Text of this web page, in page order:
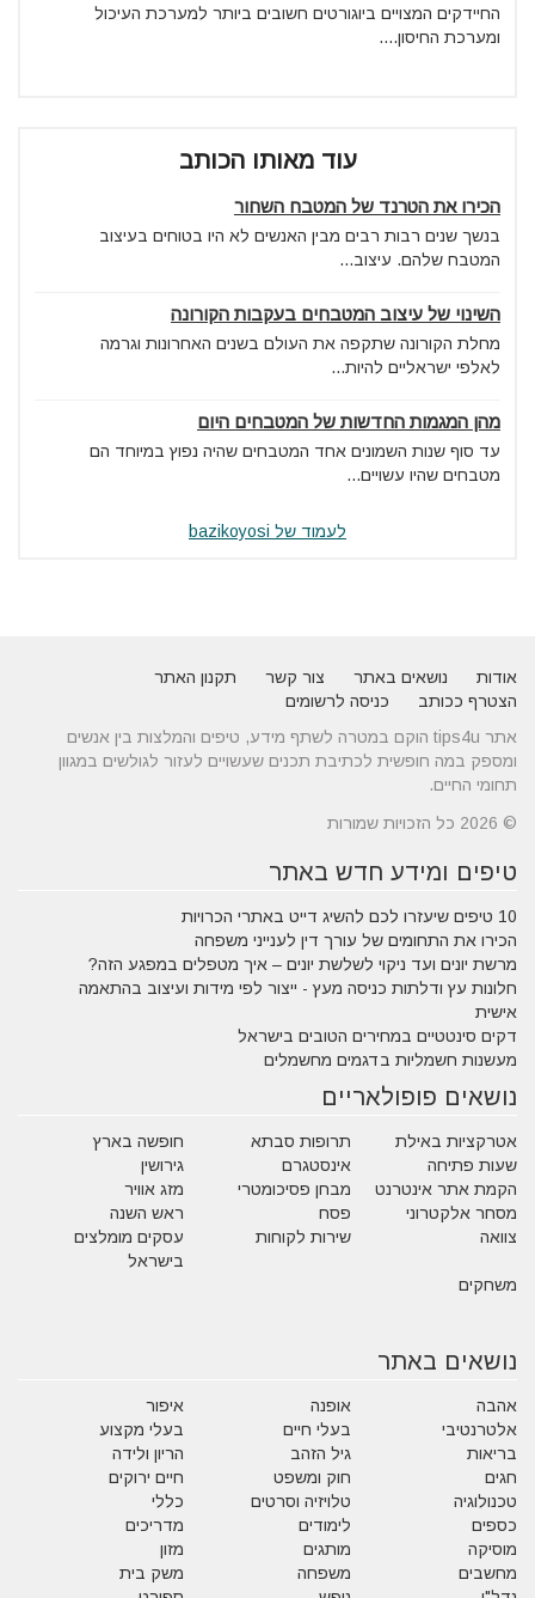
החיידקים המצויים ביוגורטים חשובים ביותר למערכת העיכול
ומערכת החיסון....
עוד מאותו הכותב
הכירו את הטרנד של המטבח השחור
בנשך שנים רבות רבים מבין האנשים לא היו בטוחים בעיצוב
המטבח שלהם. עיצוב...
השינוי של עיצוב המטבחים בעקבות הקורונה
מחלת הקורונה שתקפה את העולם בשנים האחרונות וגרמה
לאלפי ישראליים להיות...
מהן המגמות החדשות של המטבחים היום
עד סוף שנות השמונים אחד המטבחים שהיה נפוץ במיוחד הם
מטבחים שהיו עשויים...
לעמוד של bazikoyosi
אודות נושאים באתר צור קשר
תקנון האתר
הצטרף ככותב
כניסה לרשומים
אתר tips4u הוקם במטרה לשתף מידע, טיפים והמלצות בין אנשים
ומספק במה חופשית לכתיבת תכנים שעשויים לעזור לגולשים במגוון
תחומי החיים.
© 2026 כל הזכויות שמורות
טיפים ומידע חדש באתר
10 טיפים שיעזרו לכם להשיג דייט באתרי הכרויות
הכירו את התחומים של עורך דין לענייני משפחה
מרשת יונים ועד ניקוי לשלשת יונים – איך מטפלים במפגע הזה?
חלונות עץ ודלתות כניסה מעץ - ייצור לפי מידות ועיצוב בהתאמה
אישית
דקים סינטטיים במחירים הטובים בישראל
מעשנות חשמליות בדגמים מחשמלים
נושאים פופולאריים
אטרקציות באילת תרופות סבתא
חופשה בארץ
שעות פתיחה
אינסטגרם
גירושין
הקמת אתר אינטרנט
מבחן פסיכומטרי
מזג אוויר
מסחר אלקטרוני
פסח
ראש השנה
צוואה
שירות לקוחות
עסקים מומלצים
בישראל
משחקים
נושאים באתר
אהבה אופנה
איפור
אלטרנטיבי
בעלי חיים
בעלי מקצוע
בריאות
גיל הזהב
הריון ולידה
חגים
חוק ומשפט
חיים ירוקים
טכנולוגיה
טלויזיה וסרטים
כללי
כספים
לימודים
מדריכים
מוסיקה
מותגים
מזון
מחשבים
משפחה
משק בית